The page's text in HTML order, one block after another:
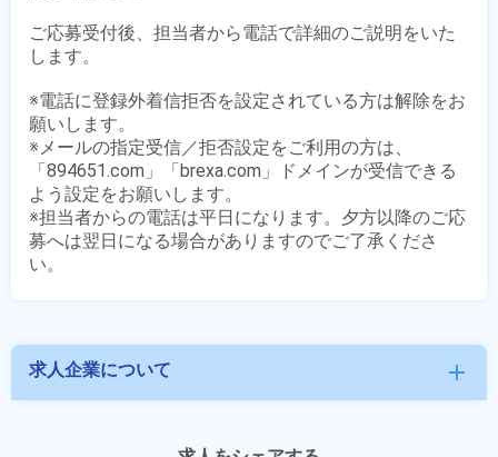
ご応募受付後、担当者から電話で詳細のご説明をいた
します。
※電話に登録外着信拒否を設定されている方は解除をお
願いします。
※メールの指定受信／拒否設定をご利用の方は、
「894651.com」「brexa.com」ドメインが受信できる
よう設定をお願いします。
※担当者からの電話は平日になります。夕方以降のご応
募へは翌日になる場合がありますのでご了承くださ
求人企業について add